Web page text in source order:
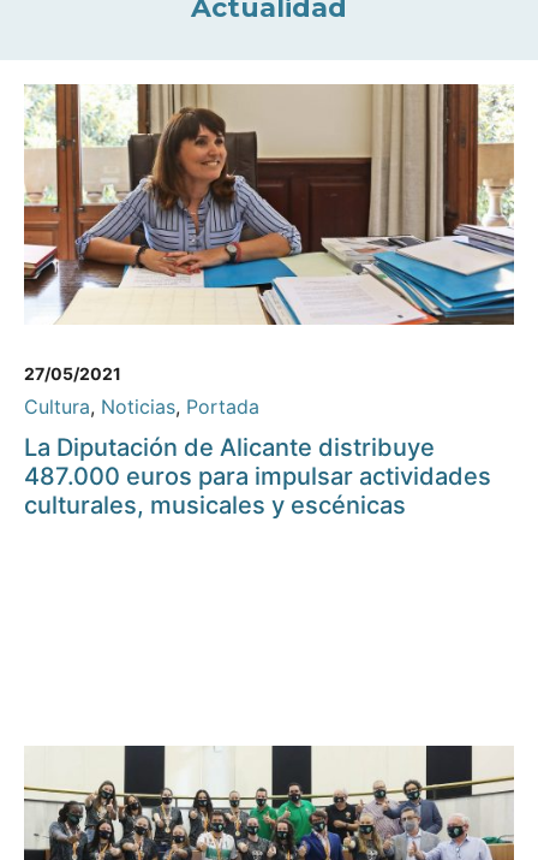
Actualidad
27/05/2021
Cultura, Noticias, Portada
La Diputación de Alicante distribuye
487.000 euros para impulsar actividades
culturales, musicales y escénicas